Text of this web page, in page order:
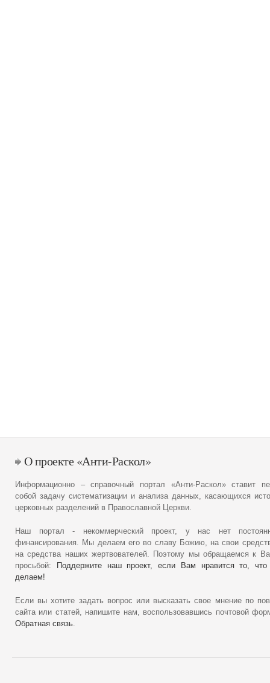
О проекте «Анти-Раскол»
Информационно – справочный портал «Анти-Раскол» ставит
собой задачу систематизации и анализа данных, касающихся
церковных разделений в Православной Церкви.
Наш портал - некоммерческий проект, у нас нет
финансирования. Мы делаем его во славу Божию, на свои
на средства наших жертвователей. Поэтому мы обращаемся к
просьбой:
Поддержите наш проект, если Вам нравится то,
делаем!
Если вы хотите задать вопрос или высказать свое мнение по
сайта или статей, напишите нам, воспользовавшись почтовой
Обратная связь.